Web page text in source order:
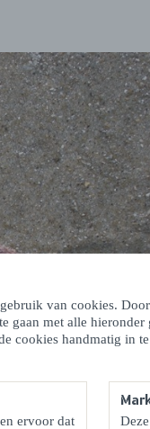
van cookies.
gaan met alle
cookies handmatig in
ervoor dat